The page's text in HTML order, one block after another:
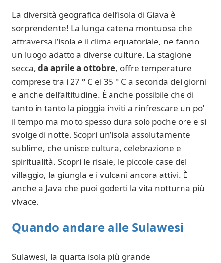
La diversità geografica dell’isola di Giava è
sorprendente! La lunga catena montuosa che
attraversa l’isola e il clima equatoriale, ne fanno
un luogo adatto a diverse culture. La stagione
secca, da aprile a ottobre, offre temperature
comprese tra i 27 ° C ei 35 ° C a seconda dei giorni
e anche dell’altitudine. È anche possibile che di
tanto in tanto la pioggia inviti a rinfrescare un po’
il tempo ma molto spesso dura solo poche ore e si
svolge di notte. Scopri un’isola assolutamente
sublime, che unisce cultura, celebrazione e
spiritualità. Scopri le risaie, le piccole case del
villaggio, la giungla e i vulcani ancora attivi. È
anche a Java che puoi goderti la vita notturna più
vivace.
Quando andare alle Sulawesi
Sulawesi, la quarta isola più grande